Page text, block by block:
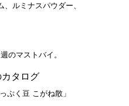
、ルミナスパウダー、
のマストバイ。
タログ
く豆 こがね散」